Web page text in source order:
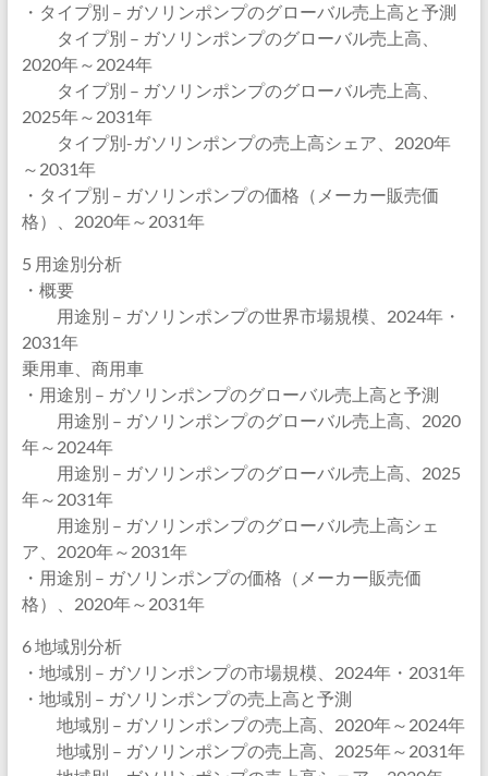
・タイプ別 – ガソリンポンプのグローバル売上高と予測
タイプ別 – ガソリンポンプのグローバル売上高、
2020年～2024年
タイプ別 – ガソリンポンプのグローバル売上高、
2025年～2031年
タイプ別-ガソリンポンプの売上高シェア、2020年
～2031年
・タイプ別 – ガソリンポンプの価格（メーカー販売価
格）、2020年～2031年
5 用途別分析
・概要
用途別 – ガソリンポンプの世界市場規模、2024年・
2031年
乗用車、商用車
・用途別 – ガソリンポンプのグローバル売上高と予測
用途別 – ガソリンポンプのグローバル売上高、2020
年～2024年
用途別 – ガソリンポンプのグローバル売上高、2025
年～2031年
用途別 – ガソリンポンプのグローバル売上高シェ
ア、2020年～2031年
・用途別 – ガソリンポンプの価格（メーカー販売価
格）、2020年～2031年
6 地域別分析
・地域別 – ガソリンポンプの市場規模、2024年・2031年
・地域別 – ガソリンポンプの売上高と予測
地域別 – ガソリンポンプの売上高、2020年～2024年
地域別 – ガソリンポンプの売上高、2025年～2031年